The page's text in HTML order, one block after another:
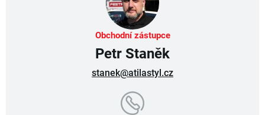
k
y
v
p
s
Obchodní zástupce
Petr Staněk
stanek@atilastyl.cz